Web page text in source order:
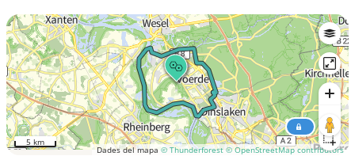
Dades del mapa © Thunderforest © OpenStreetMap contributors
5 km